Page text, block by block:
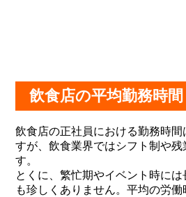
飲食店の平均勤務時間
飲食店の正社員における勤務時
すが、飲食業界ではシフト制や残
す。
とくに、繁忙期やイベント時に
も珍しくありません。平均の労